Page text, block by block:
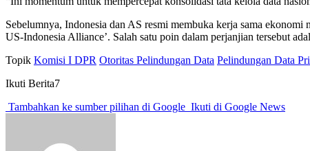
Sebelumnya, Indonesia dan AS resmi membuka kerja sama
US-Indonesia Alliance’. Salah satu poin dalam perjanjian tersebut
Topik Komisi I DPR Otoritas Pelindungan Data Pelindungan Data
Ikuti Berita7
Tambahkan ke sumber pilihan di Google Ikuti di Google News